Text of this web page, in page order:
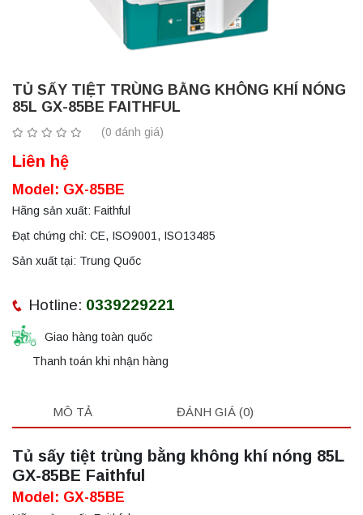
TỦ SẤY TIỆT TRÙNG BẰNG KHÔNG KHÍ NÓNG
85L GX-85BE FAITHFUL
(0 đánh giá)
Liên hệ
Model: GX-85BE
Hãng sản xuất: Faithful
Đạt chứng chỉ: CE, ISO9001, ISO13485
Sản xuất tại: Trung Quốc
Hotline: 0339229221
Giao hàng toàn quốc
Thanh toán khi nhận hàng
MÔ TẢ ĐÁNH GIÁ (0)
Tủ sấy tiệt trùng bằng không khí nóng 85L
GX-85BE Faithful
Model: GX-85BE